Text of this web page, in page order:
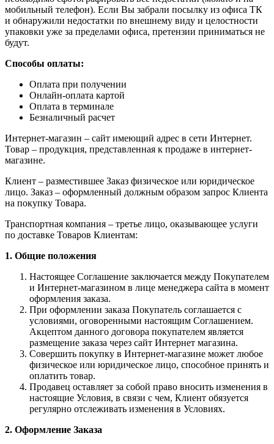
мобильный телефон). Если Вы забрали посылку из офиса ТК
и обнаружили недостатки по внешнему виду и целостности
упаковки уже за пределами офиса, претензии приниматься не
будут.
Способы оплаты:
Оплата при получении
Онлайн-оплата картой
Оплата в терминале
Безналичный расчет
Интернет-магазин – сайт имеющий адрес в сети Интернет.
Товар – продукция, представленная к продаже в интернет-
магазине.
Клиент – разместившее Заказ физическое или юридическое
лицо. Заказ – оформленный должным образом запрос Клиента
на покупку Товара.
Транспортная компания – третье лицо, оказывающее услуги
по доставке Товаров Клиентам:
1. Общие положения
Настоящее Соглашение заключается между Покупателем
и Интернет-магазином в лице менеджера сайта в момент
оформления заказа.
При оформлении заказа Покупатель соглашается с
условиями, оговоренными настоящим Соглашением.
Акцептом данного договора покупателем является
размещение заказа через сайт Интернет магазина.
Совершить покупку в Интернет-магазине может любое
физическое или юридическое лицо, способное принять и
оплатить товар.
Продавец оставляет за собой право вносить изменения в
настоящие Условия, в связи с чем, Клиент обязуется
регулярно отслеживать изменения в Условиях.
2. Оформление Заказа